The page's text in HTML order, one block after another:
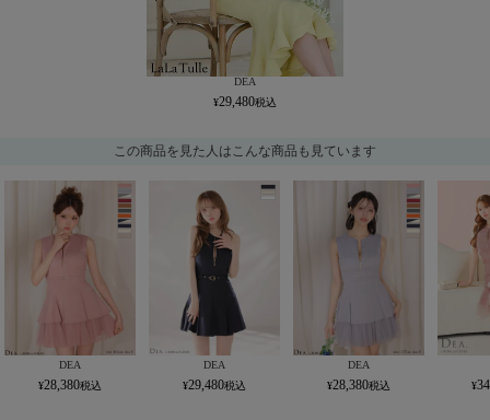
DEA
29,480
この商品を見た人はこんな商品も見ています
DEA
28,380
DEA
29,480
DEA
28,380